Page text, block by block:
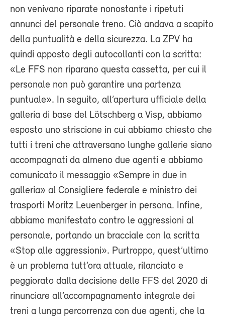
non venivano riparate nonostante i ripetuti
annunci del personale treno. Ciò andava a scapito
della puntualità e della sicurezza. La ZPV ha
quindi apposto degli autocollanti con la scritta:
«Le FFS non riparano questa cassetta, per cui il
personale non può garantire una partenza
puntuale». In seguito, all’apertura ufficiale della
galleria di base del Lötschberg a Visp, abbiamo
esposto uno striscione in cui abbiamo chiesto che
tutti i treni che attraversano lunghe gallerie siano
accompagnati da almeno due agenti e abbiamo
comunicato il messaggio «Sempre in due in
galleria» al Consigliere federale e ministro dei
trasporti Moritz Leuenberger in persona. Infine,
abbiamo manifestato contro le aggressioni al
personale, portando un bracciale con la scritta
«Stop alle aggressioni». Purtroppo, quest’ultimo
è un problema tutt’ora attuale, rilanciato e
peggiorato dalla decisione delle FFS del 2020 di
rinunciare all’accompagnamento integrale dei
treni a lunga percorrenza con due agenti, che la